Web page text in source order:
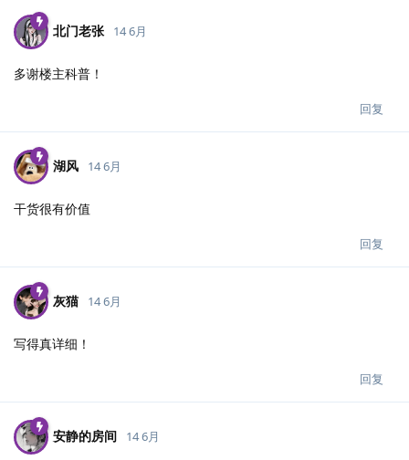
北门老张 14 6月
多谢楼主科普！
回复
湖风 14 6月
干货很有价值
回复
灰猫 14 6月
写得真详细！
回复
安静的房间 14 6月